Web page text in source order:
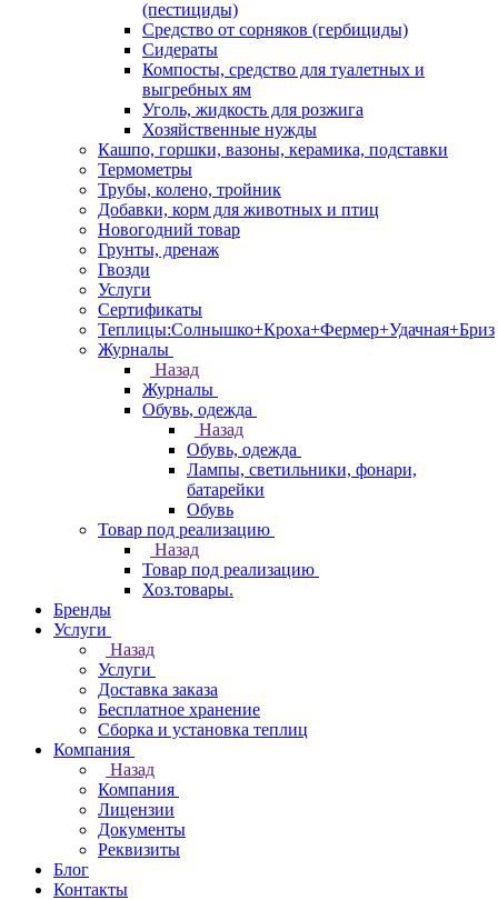
(пестициды)
Средство от сорняков (гербициды)
Сидераты
Компосты, средство для туалетных и
выгребных ям
Уголь, жидкость для розжига
Хозяйственные нужды
Кашпо, горшки, вазоны, керамика, подставки
Термометры
Трубы, колено, тройник
Добавки, корм для животных и птиц
Новогодний товар
Грунты, дренаж
Гвозди
Услуги
Сертификаты
Теплицы:Солнышко+Кроха+Фермер+Удачная+Бриз
Журналы
Назад
Журналы
Обувь, одежда
Назад
Обувь, одежда
Лампы, светильники, фонари,
батарейки
Обувь
Товар под реализацию
Назад
Товар под реализацию
Хоз.товары.
Бренды
Услуги
Назад
Услуги
Доставка заказа
Бесплатное хранение
Сборка и установка теплиц
Компания
Назад
Компания
Лицензии
Документы
Реквизиты
Блог
Контакты